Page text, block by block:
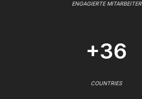
ENGAGIERTE MITARBEITER
+36
COUNTRIES